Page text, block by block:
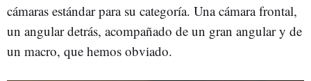
cámaras estándar para su categoría. Una cámara frontal,
un angular detrás, acompañado de un gran angular y de
un macro, que hemos obviado.